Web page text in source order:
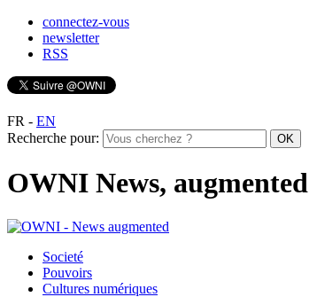
connectez-vous
newsletter
RSS
FR - EN
Recherche pour:
OWNI News, augmented
Societé
Pouvoirs
Cultures numériques